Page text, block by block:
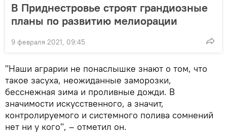
В Приднестровье строят грандиозные
планы по развитию мелиорации
9 февраля 2021, 09:45
"Наши аграрии не понаслышке знают о том, что
такое засуха, неожиданные заморозки,
бесснежная зима и проливные дожди. В
значимости искусственного, а значит,
контролируемого и системного полива сомнений
нет ни у кого", – отметил он.